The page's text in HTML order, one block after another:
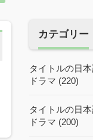
カテゴリー
タイトルの日
ドラマ (220)
タイトルの日
ドラマ (200)